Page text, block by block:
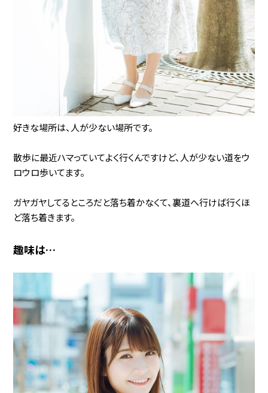
好きな場所は、人が少ない場所です。
散歩に最近ハマっていてよく行くんですけど、人が少ない道をウ
ロウロ歩いてます。
ガヤガヤしてるところだと落ち着かなくて、裏道へ行けば行くほ
ど落ち着きます。
趣味は…